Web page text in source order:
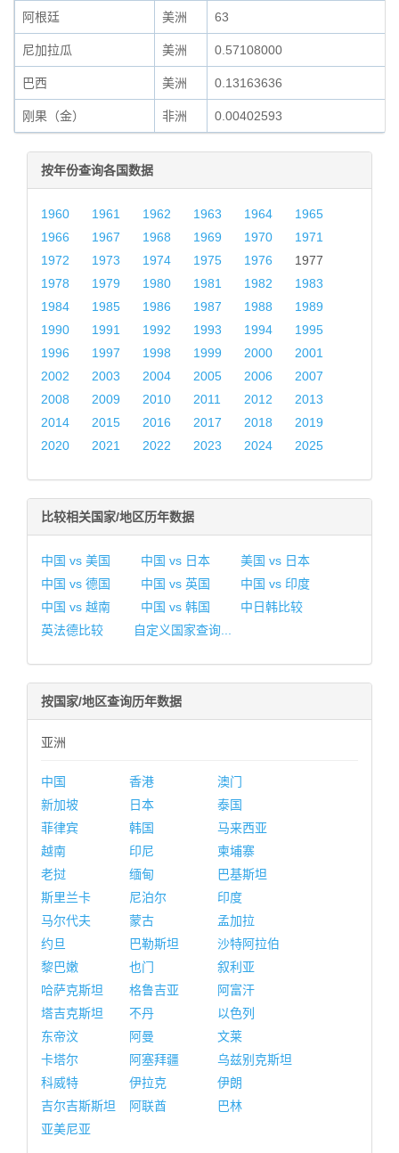
阿根廷 美洲 63
尼加拉瓜 美洲 0.57108000
巴西 美洲 0.13163636
刚果（金） 非洲 0.00402593
按年份查询各国数据
1960 1961 1962 1963 1964
1965
1966
1967 1968 1969 1970
1971
1972
1973 1974 1975 1976
1977
1978
1979 1980 1981 1982
1983
1984
1985 1986 1987 1988
1989
1990
1991 1992 1993 1994
1995
1996
1997 1998 1999 2000
2001
2002
2003 2004 2005 2006
2007
2008
2009 2010 2011 2012
2013
2014
2015 2016 2017 2018
2019
2020
2021 2022 2023 2024 2025
比较相关国家/地区历年数据
中国 vs 美国 中国 vs 日本
美国 vs 日本
中国 vs 德国
中国 vs 英国
中国 vs 印度
中国 vs 越南
中国 vs 韩国
中日韩比较
英法德比较
自定义国家查询...
按国家/地区查询历年数据
亚洲
中国 香港
澳门
新加坡
日本
泰国
菲律宾
韩国
马来西亚
越南
印尼
柬埔寨
老挝
缅甸
巴基斯坦
斯里兰卡
尼泊尔
印度
马尔代夫
蒙古
孟加拉
约旦
巴勒斯坦
沙特阿拉伯
黎巴嫩
也门
叙利亚
哈萨克斯坦
格鲁吉亚
阿富汗
塔吉克斯坦
不丹
以色列
东帝汶
阿曼
文莱
卡塔尔
阿塞拜疆
乌兹别克斯坦
科威特
伊拉克
伊朗
吉尔吉斯斯坦
阿联酋
巴林
亚美尼亚